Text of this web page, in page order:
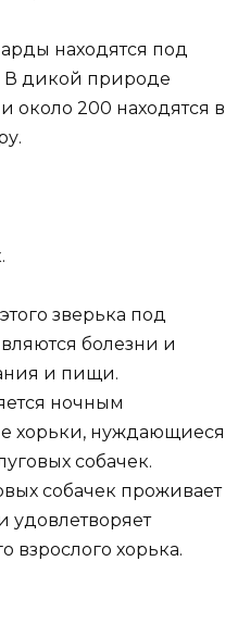
находятся под
В дикой природе
около 200 находятся в
зверька под
болезни и
и пищи.
ночным
хорьки, нуждающиеся
собачек.
собачек проживает
удовлетворяет
взрослого хорька.